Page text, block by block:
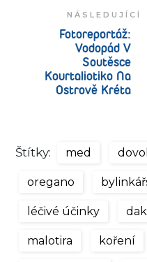
NÁSLEDUJÍCÍ
Fotoreportáž:
Vodopád V
Soutěsce
Kourtaliotiko Na
Ostrově Kréta
Štítky: med
oregano
léčivé účinky
malotira koření